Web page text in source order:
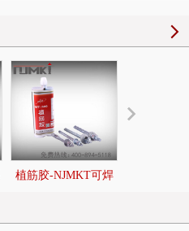
植筋胶-NJMKT可焊